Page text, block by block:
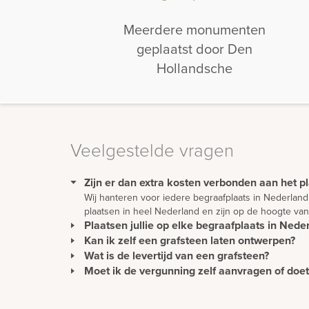
Meerdere monumenten
geplaatst door Den
Hollandsche
Veelgestelde vragen
Zijn er dan extra kosten verbonden aan het
Wij hanteren voor iedere begraafplaats in
plaatsen in heel Nederland en zijn op de hoogte
Plaatsen jullie op elke begraafplaats in
Wij plaatsen monumenten zonder extra kosten in
Ons team van vakmensen plaatst alle soorten
in buurt.
Kan ik zelf een grafsteen laten ontwerpen?
Een mooie en persoonlijke grafsteen moet
kunt er natuurlijk ook voor kiezen om het ontwerp
Wat is de levertijd van een grafsteen?
De levertijd van een gedenkteken wordt met name
Moet ik de vergunning zelf aanvragen of